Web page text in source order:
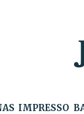
IMPRESSO